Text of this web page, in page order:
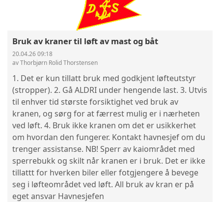
Bruk av kraner til løft av mast og båt
20.04.26 09:18
av Thorbjørn Rolid Thorstensen
1. Det er kun tillatt bruk med godkjent løfteutstyr
(stropper). 2. Gå ALDRI under hengende last. 3. Utvis
til enhver tid største forsiktighet ved bruk av
kranen, og sørg for at færrest mulig er i nærheten
ved løft. 4. Bruk ikke kranen om det er usikkerhet
om hvordan den fungerer. Kontakt havnesjef om du
trenger assistanse. NB! Sperr av kaiområdet med
sperrebukk og skilt når kranen er i bruk. Det er ikke
tillattt for hverken biler eller fotgjengere å bevege
seg i løfteområdet ved løft. All bruk av kran er på
eget ansvar Havnesjefen